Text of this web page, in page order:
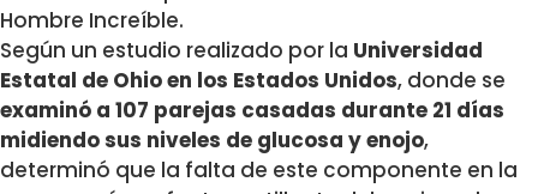
Hombre Increíble.
Según un estudio realizado por la Universidad
Estatal de Ohio en los Estados Unidos, donde se
examinó a 107 parejas casadas durante 21 días
midiendo sus niveles de glucosa y enojo,
determinó que la falta de este componente en la